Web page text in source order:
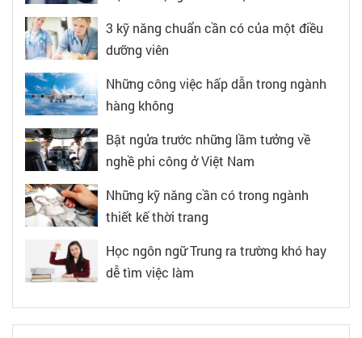
3 kỹ năng chuẩn cần có của một điều
dưỡng viên
Những công việc hấp dẫn trong ngành
hàng không
Bật ngửa trước những lầm tưởng về
nghề phi công ở Việt Nam
Những kỹ năng cần có trong ngành
thiết kế thời trang
Học ngôn ngữ Trung ra trường khó hay
dễ tìm việc làm